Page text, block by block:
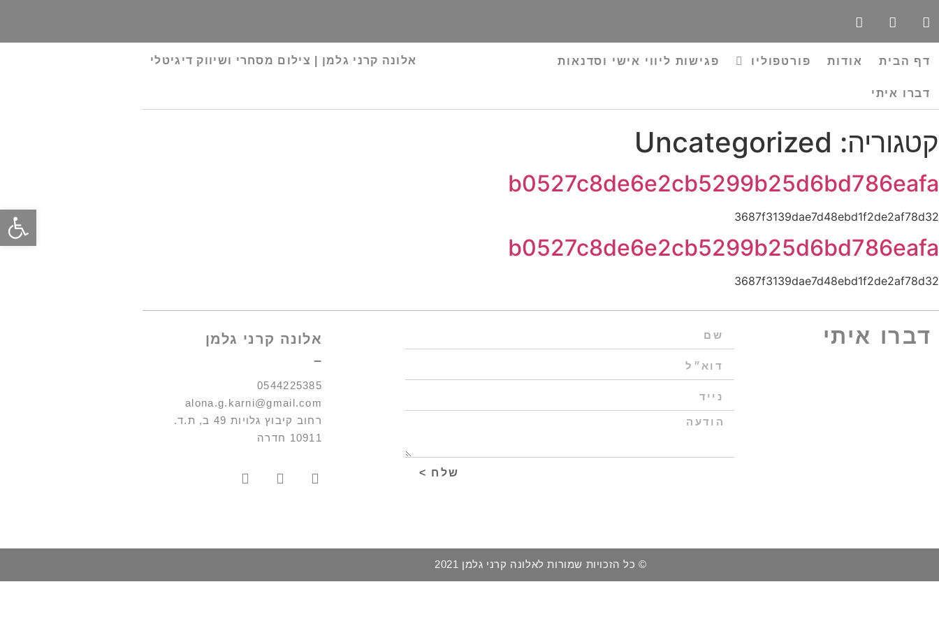
דף הבית אודות פורטפוליו פגישות ליווי אישי וסדנאות
דברו איתי
אלונה קרני גלמן | צילום מסחרי ושיווק דיגיטלי
קטגוריה: Uncategorized
b0527c8de6e2cb5299b25d6bd786eafa
3687f3139dae7d48ebd1f2de2af78d32
b0527c8de6e2cb5299b25d6bd786eafa
3687f3139dae7d48ebd1f2de2af78d32
דברו איתי
שלח >
אלונה קרני גלמן
–
0544225385
alona.g.karni@gmail.com
רחוב קיבוץ גלויות 49 ב, ת.ד.
10911 חדרה
© כל הזכויות שמורות לאלונה קרני גלמן 2021